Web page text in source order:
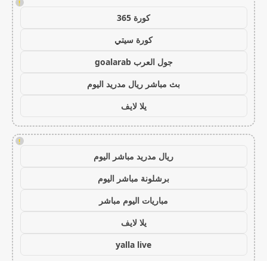
!
كورة 365
كورة سيتي
جول العرب goalarab
بث مباشر ريال مدريد اليوم
يلا لايف
!
ريال مدريد مباشر اليوم
برشلونة مباشر اليوم
مباريات اليوم مباشر
يلا لايف
yalla live